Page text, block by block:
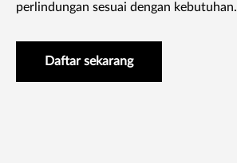
perlindungan sesuai dengan kebutuhan.
Daftar sekarang